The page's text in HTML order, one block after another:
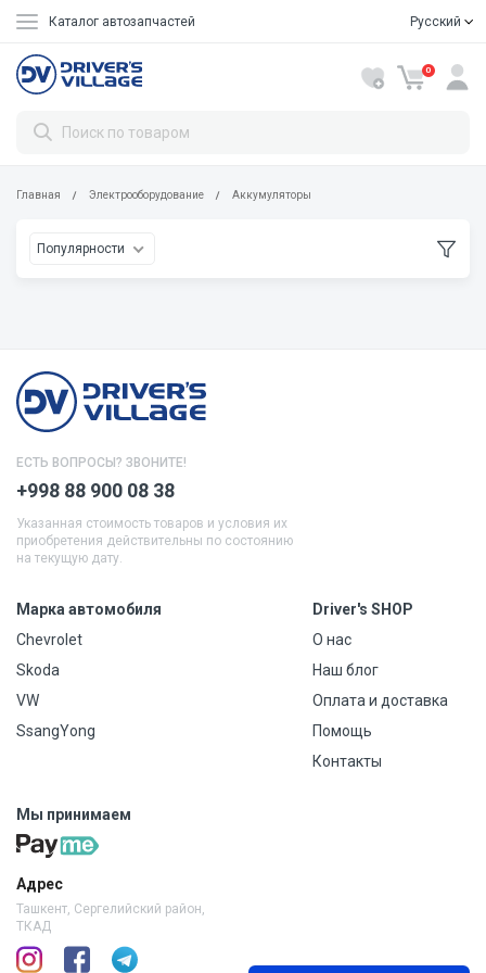
Каталог автозапчастей Русский
0
Главная Электрооборудование Аккумуляторы
Популярности
ЕСТЬ ВОПРОСЫ? ЗВОНИТЕ!
+998 88 900 08 38
Указанная стоимость товаров и условия их
приобретения действительны по состоянию
на текущую дату.
Марка автомобиля
Chevrolet
Skoda
VW
SsangYong
Driver's SHOP
О нас
Наш блог
Оплата и доставка
Помощь
Контакты
Мы принимаем
Адрес
Ташкент, Сергелийский район,
ТКАД